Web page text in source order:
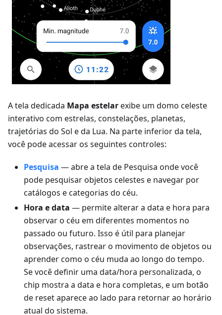
A tela dedicada Mapa estelarexibe um domo celeste
interativo com estrelas, constelações, planetas,
trajetórias do Sol e da Lua. Na parte inferior da tela,
você pode acessar os seguintes controles:
Pesquisa — abre a tela de Pesquisa onde você
pode pesquisar objetos celestes e navegar por
catálogos e categorias do céu.
Hora e data — permite alterar a data e hora para
observar o céu em diferentes momentos no
passado ou futuro. Isso é útil para planejar
observações, rastrear o movimento de objetos ou
aprender como o céu muda ao longo do tempo.
Se você definir uma data/hora personalizada, o
chip mostra a data e hora completas, e um botão
de reset aparece ao lado para retornar ao horário
atual do sistema.